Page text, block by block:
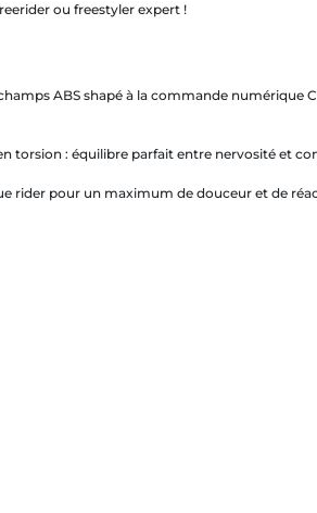
ou freestyler expert !
ABS shapé à la commande numérique
torsion : équilibre parfait entre nervosité et
rider pour un maximum de douceur et de